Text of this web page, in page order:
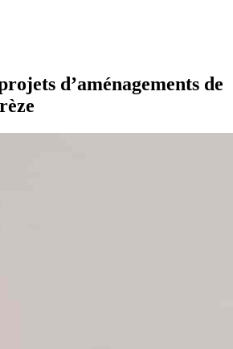
d’aménagements de